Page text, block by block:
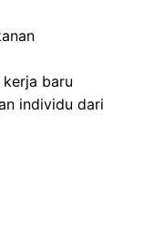
baru
individu dari